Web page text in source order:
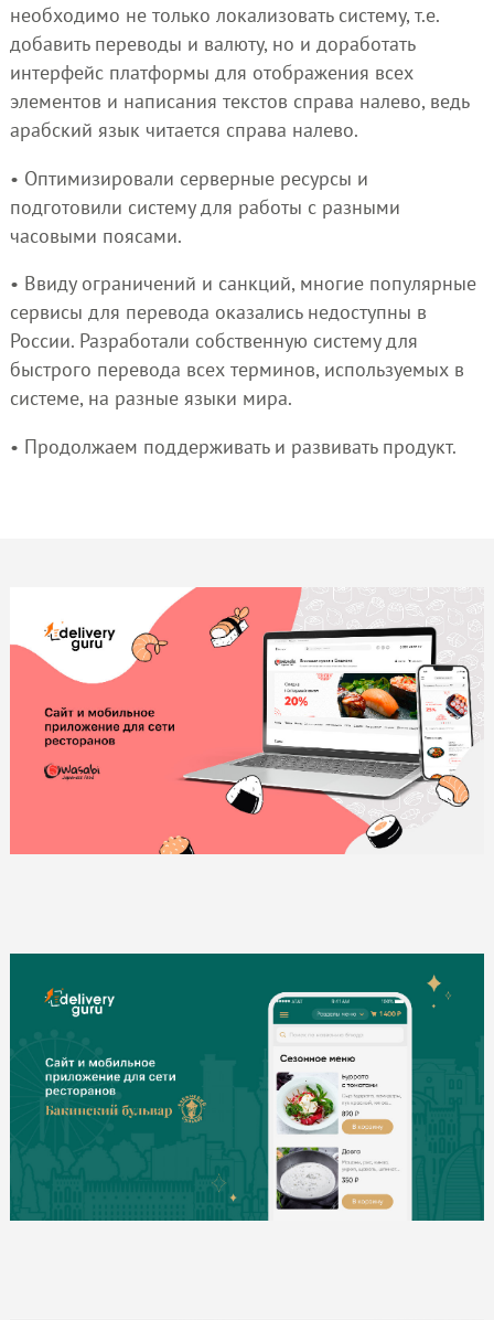
необходимо не только локализовать систему, т.е.
добавить переводы и валюту, но и доработать
интерфейс платформы для отображения всех
элементов и написания текстов справа налево, ведь
арабский язык читается справа налево.
• Оптимизировали серверные ресурсы и
подготовили систему для работы с разными
часовыми поясами.
• Ввиду ограничений и санкций, многие популярные
сервисы для перевода оказались недоступны в
России. Разработали собственную систему для
быстрого перевода всех терминов, используемых в
системе, на разные языки мира.
• Продолжаем поддерживать и развивать продукт.